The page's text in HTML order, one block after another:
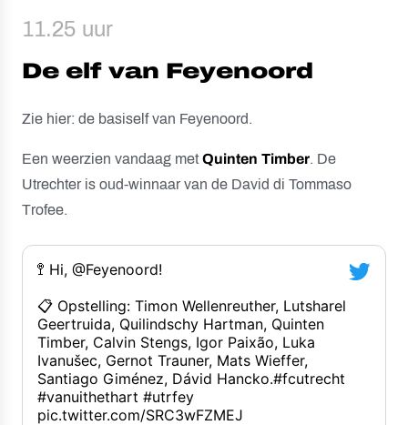
De elf van Feyenoord
11.25 uur
Zie hier: de basiself van Feyenoord.
Een weerzien vandaag metQuinten Timber. De
Utrechter is oud-winnaar van de David di Tommaso
Trofee.
🚏 Hi, @Feyenoord!
📋 Opstelling: Timon Wellenreuther, Lutsharel
Geertruida, Quilindschy Hartman, Quinten
Timber, Calvin Stengs, Igor Paixão, Luka
Ivanušec, Gernot Trauner, Mats Wieffer,
Santiago Giménez, Dávid Hancko.#fcutrecht
#vanuithethart #utrfey
pic.twitter.com/SRC3wFZMEJ